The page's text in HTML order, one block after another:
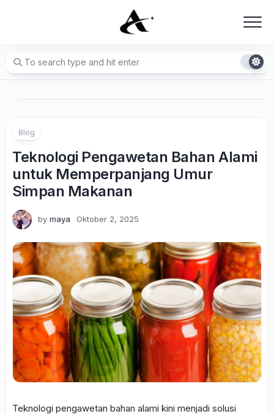
Blog
Teknologi Pengawetan Bahan Alami
untuk Memperpanjang Umur
Simpan Makanan
by maya Oktober 2, 2025
Teknologi pengawetan bahan alami kini menjadi solusi